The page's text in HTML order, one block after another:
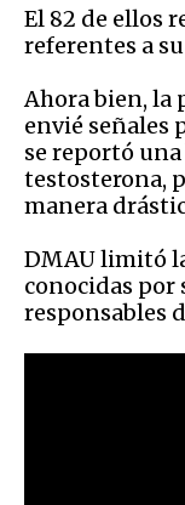
El 82 de ellos
referentes a
Ahora bien, la
envié señales
se reportó
testosterona,
manera
DMAU limitó
conocidas por
responsables